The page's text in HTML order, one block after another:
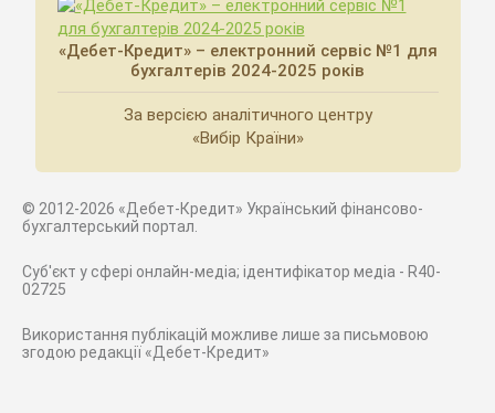
«Дебет-Кредит» – електронний сервіс №1 для
бухгалтерів 2024-2025 років
За версією аналітичного центру
«Вибір Країни»
© 2012-2026 «Дебет-Кредит» Український фінансово-
бухгалтерський портал.
Суб'єкт у сфері онлайн-медіа; ідентифікатор медіа - R40-
02725
Використання публікацій можливе лише за письмовою
згодою редакції «Дебет-Кредит»